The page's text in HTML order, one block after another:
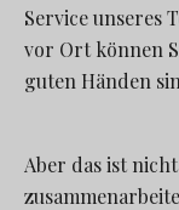
Service unseres
vor Ort können
guten Händen
Aber das ist